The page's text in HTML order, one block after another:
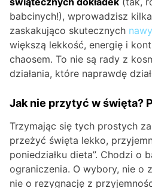
babcinych!), wprowadzisz
zaskakująco skutecznych
większą lekkość, energię i
chaosem. To nie są rady z
działania, które naprawdę
Jak nie przytyć w święta?
Trzymając się tych prostych
przeżyć święta lekko,
poniedziałku dieta”. Chodzi o
ograniczenia. O wybory, nie o
nie o rezygnację z